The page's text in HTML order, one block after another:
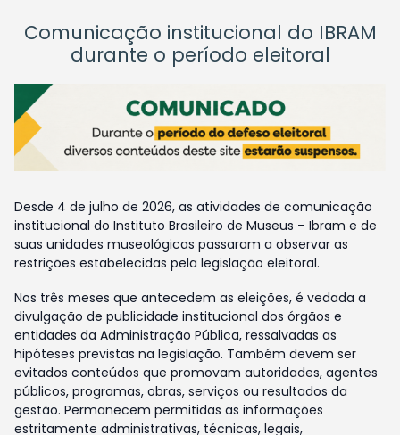
Comunicação institucional do IBRAM
durante o período eleitoral
Desde 4 de julho de 2026, as atividades de comunicação
institucional do Instituto Brasileiro de Museus – Ibram e de
suas unidades museológicas passaram a observar as
restrições estabelecidas pela legislação eleitoral.
Nos três meses que antecedem as eleições, é vedada a
divulgação de publicidade institucional dos órgãos e
entidades da Administração Pública, ressalvadas as
hipóteses previstas na legislação. Também devem ser
evitados conteúdos que promovam autoridades, agentes
públicos, programas, obras, serviços ou resultados da
gestão. Permanecem permitidas as informações
estritamente administrativas, técnicas, legais,